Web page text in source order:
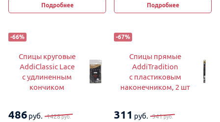
Подробнее Подробнее
-66%
Спицы круговые
AddiClassic Lace
с удлиненным
кончиком
486 руб. 1428руб.
-67%
Спицы прямые
AddiTradition
с пластиковым
наконечником, 2 шт
311 руб. 941руб.